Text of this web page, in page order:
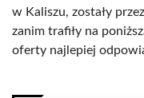
w Kaliszu, zostały
zanim trafiły na
oferty najlepiej